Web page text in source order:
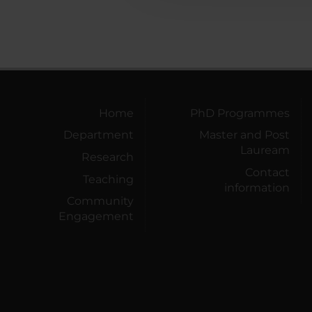
Home
Department
Research
Teaching
Community
Engagement
PhD Programmes
Master and Post
Lauream
Contact
information